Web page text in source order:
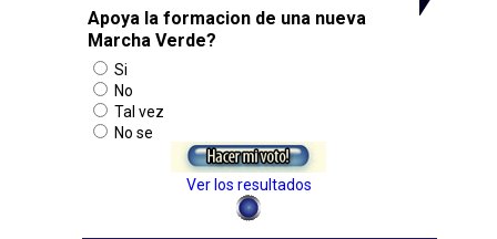
Apoya la formacion de una nueva
Marcha Verde?
Si
No
Tal vez
No se
Ver los resultados